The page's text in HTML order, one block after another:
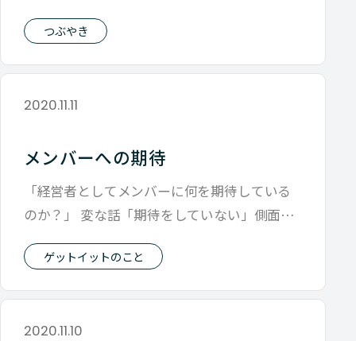
つぶやき
2020.11.11
メンバーへの期待
「経営者としてメンバーに何を期待している
のか？」 変な話「期待をしていない」側面も
ゲットイットのこと
2020.11.10